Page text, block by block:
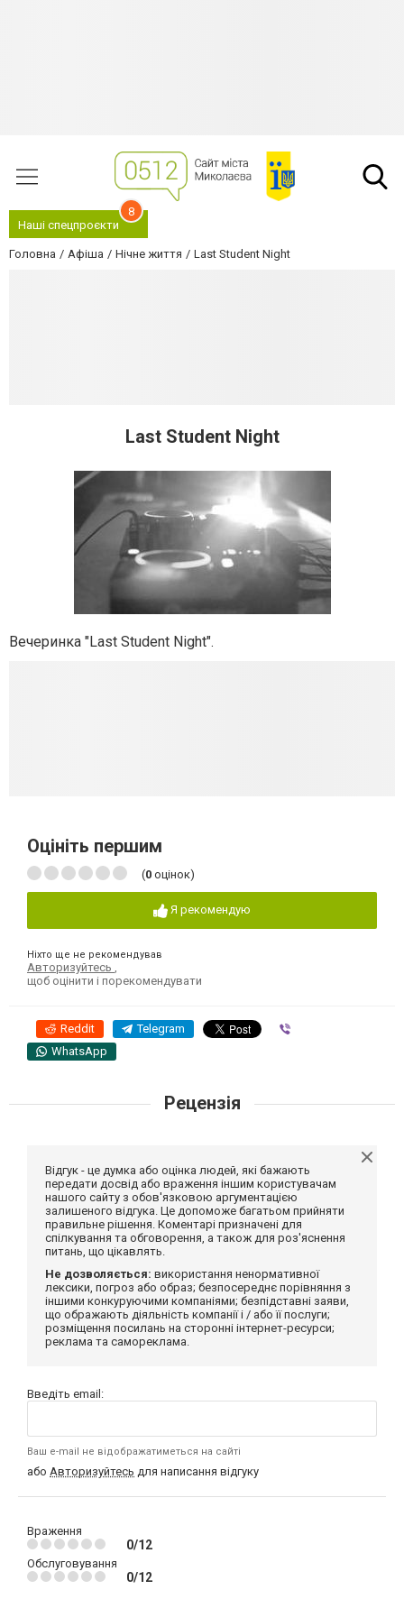
Наші спецпроєкти
8
Головна Афіша Нічне життя Last Student Night
Last Student Night
Вечеринка "Last Student Night".
Оцініть першим
(0 оцінок)
Я рекомендую
Ніхто ще не рекомендував
Авторизуйтесь
щоб оцінити і порекомендувати
Reddit Telegram
WhatsApp
Рецензія
Відгук - це думка або оцінка людей, які бажають
передати досвід або враження іншим користувачам
нашого сайту з обов'язковою аргументацією
залишеного відгука. Це допоможе багатьом прийняти
правильне рішення. Коментарі призначені для
спілкування та обговорення, а також для роз'яснення
питань, що цікавлять.
Не дозволяється: використання ненормативної
лексики, погроз або образ; безпосереднє порівняння з
іншими конкуруючими компаніями; безпідставні заяви,
що ображають діяльність компанії і / або її послуги;
розміщення посилань на сторонні інтернет-ресурси;
реклама та самореклама.
Введіть email:
Ваш e-mail не відображатиметься на сайті
або Авторизуйтесь для написання відгуку
Враження
0/12
Обслуговування
0/12